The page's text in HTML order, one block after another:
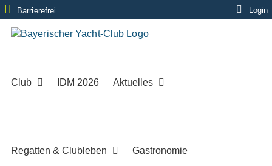
Zum
Inhalt
springen
Barrierefrei Login
Club IDM 2026 Aktuelles
Regatten & Clubleben Gastronomie